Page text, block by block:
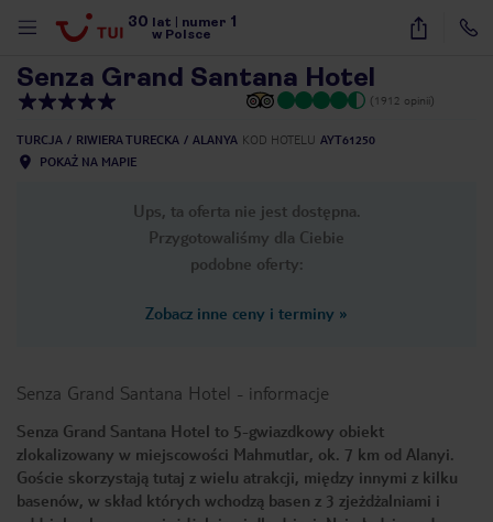
30 lat numer 1
w Polsce
39
Senza Grand Santana Hotel
(1912 opinii)
TURCJA RIWIERA TURECKA ALANYA KOD HOTELU AYT61250
POKAŻ NA MAPIE
Ups, ta oferta nie jest dostępna.
Przygotowaliśmy dla Ciebie
podobne oferty:
Zobacz inne ceny i terminy »
Senza Grand Santana Hotel - informacje
Senza Grand Santana Hotel to 5-gwiazdkowy obiekt
zlokalizowany w miejscowości Mahmutlar, ok. 7 km od Alanyi.
Goście skorzystają tutaj z wielu atrakcji, między innymi z kilku
basenów, w skład których wchodzą basen z 3 zjeżdżalniami i